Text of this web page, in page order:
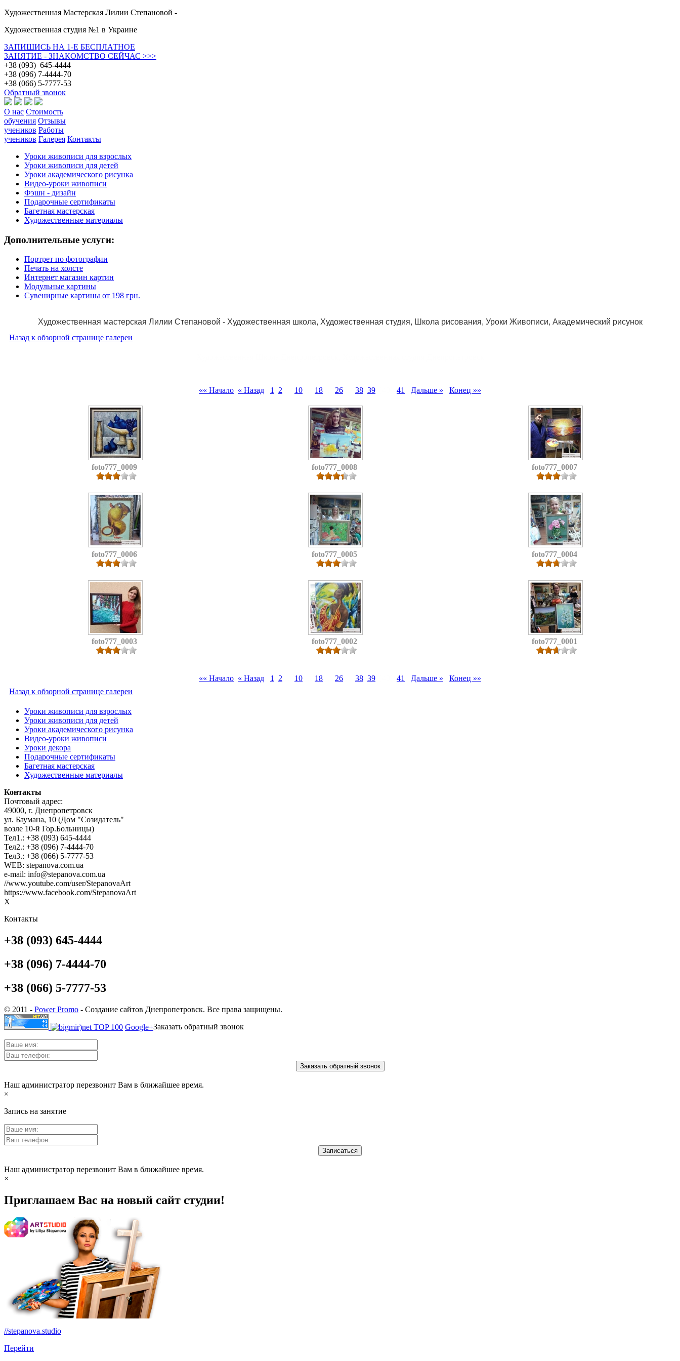
Художественная Мастерская Лилии Степановой -
Художественная студия №1 в Украине
ЗАПИШИСЬ НА 1-Е БЕСПЛАТНОЕ
ЗАНЯТИЕ - ЗНАКОМСТВО СЕЙЧАС >>>
+38 (093) 645-4444
+38 (096) 7-4444-70
+38 (066) 5-7777-53
Обратный звонок
О нас Стоимость
обучения Отзывы
учеников Работы
учеников Галерея Контакты
Уроки живописи для взрослых
Уроки живописи для детей
Уроки академического рисунка
Видео-уроки живописи
Фэшн - дизайн
Подарочные сертификаты
Багетная мастерская
Художественные материалы
Дополнительные услуги:
Портрет по фотографии
Печать на холсте
Интернет магазин картин
Модульные картины
Сувенирные картины от 198 грн.
Художественная мастерская Лилии Степановой - Художественная школа, Художественная студия, Школа рисования, Уроки Живописи, Академический рисунок
Назад к обзорной странице галереи
«« Начало « Назад 1 2 10 18 26 38 39 41 Дальше » Конец »»
foto777_0009 foto777_0008 foto777_0007
foto777_0006 foto777_0005 foto777_0004
foto777_0003 foto777_0002 foto777_0001
«« Начало « Назад 1 2 10 18 26 38 39 41 Дальше »
Конец »»
Назад к обзорной странице галереи
Уроки живописи для взрослых
Уроки живописи для детей
Уроки академического рисунка
Видео-уроки живописи
Уроки декора
Подарочные сертификаты
Багетная мастерская
Художественные материалы
Контакты
Почтовый адрес:
49000, г. Днепропетровск
ул. Баумана, 10 (Дом "Созидатель"
возле 10-й Гор.Больницы)
Тел1.: +38 (093) 645-4444
Тел2.: +38 (096) 7-4444-70
Тел3.: +38 (066) 5-7777-53
WEB: stepanova.com.ua
e-mail: info@stepanova.com.ua
//www.youtube.com/user/StepanovaArt
https://www.facebook.com/StepanovaArt
X
Контакты
+38 (093) 645-4444
+38 (096) 7-4444-70
+38 (066) 5-7777-53
© 2011 - Power Promo - Создание сайтов Днепропетровск. Все права защищены.
Google+Заказать обратный звонок
Наш администратор перезвонит Вам в ближайшее время.
×
Запись на занятие
Наш администратор перезвонит Вам в ближайшее время.
×
Приглашаем Вас на новый сайт студии!
//stepanova.studio
Перейти